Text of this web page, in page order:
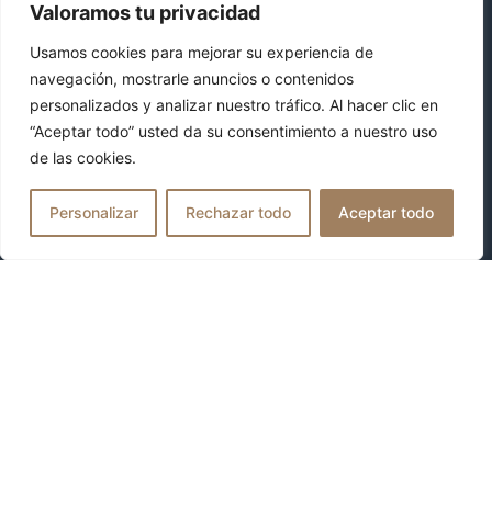
Valoramos tu privacidad
Usamos cookies para mejorar su experiencia de
navegación, mostrarle anuncios o contenidos
personalizados y analizar nuestro tráfico. Al hacer clic en
“Aceptar todo” usted da su consentimiento a nuestro uso
de las cookies.
Personalizar Rechazar todo Aceptar todo
The Trip Apparel representa la unión entre artesanía,